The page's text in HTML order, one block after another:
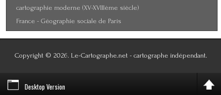
cartographie moderne (XV-XVIIIème siècle)
France - Géographie sociale de Paris
Copyright © 2026. Le-Cartographe.net - cartographe indépendant.
Desktop Version